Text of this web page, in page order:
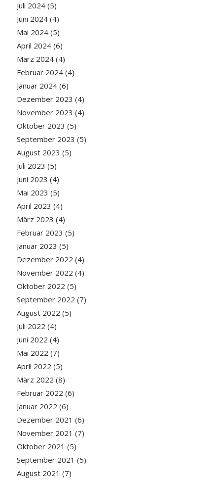
Juli 2024(5)
Juni 2024(4)
Mai 2024(5)
April 2024(6)
März 2024(4)
Februar 2024(4)
Januar 2024(6)
Dezember 2023 (4)
November 2023 (4)
Oktober 2023 (5)
September 2023 (5)
August 2023 (5)
Juli 2023 (5)
Juni 2023 (4)
Mai 2023 (5)
April 2023 (4)
März 2023 (4)
Februar 2023 (5)
Januar 2023 (5)
Dezember 2022 (4)
November 2022 (4)
Oktober 2022 (5)
September 2022 (7)
August 2022 (5)
Juli 2022 (4)
Juni 2022 (4)
Mai 2022 (7)
April 2022 (5)
März 2022 (8)
Februar 2022 (6)
Januar 2022 (6)
Dezember 2021 (6)
November 2021 (7)
Oktober 2021 (5)
September 2021 (5)
August 2021 (7)